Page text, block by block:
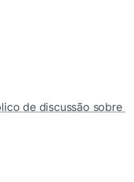
de discussão sobre